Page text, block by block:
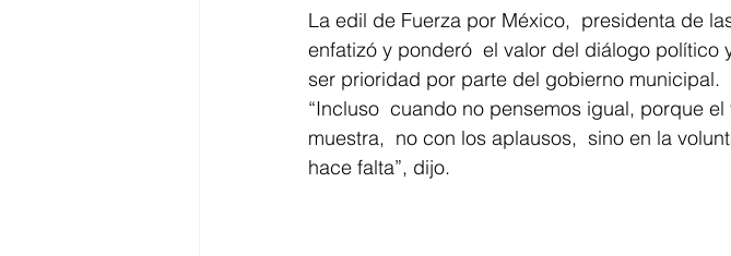
La edil de Fuerza por México,  presidenta de
enfatizó y ponderó  el valor del diálogo
ser prioridad por parte del gobierno municipal.
“Incluso  cuando no pensemos igual, porque
muestra,  no con los aplausos,  sino en la
hace falta”, dijo.